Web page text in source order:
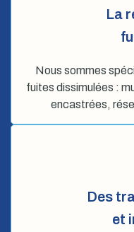
La
Nous sommes
fuites dissimulées :
encastrées,
Des
et